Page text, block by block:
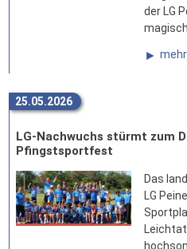
der LG
mehr
25.05.2026
LG-Nachwuchs stürmt zum
Pfingstsportfest
Das
LG